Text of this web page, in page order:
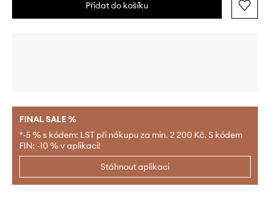
Přidat do košíku
FINAL SALE %
*-5 % s kódem: LST při nákupu za min. 2 200 Kč. S kódem
FIN: -10 % v aplikaci!
Stáhnout aplikaci